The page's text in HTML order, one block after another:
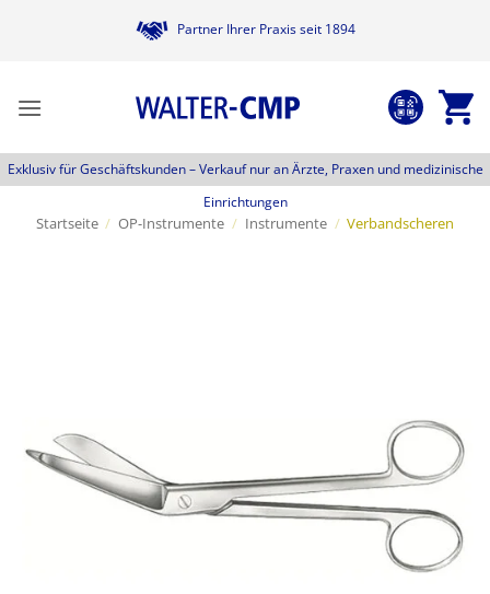
Partner Ihrer Praxis seit 1894
Exklusiv für Geschäftskunden –Verkauf nur an Ärzte, Praxen und medizinische
Einrichtungen
Startseite / OP-Instrumente / Instrumente / Verbandscheren